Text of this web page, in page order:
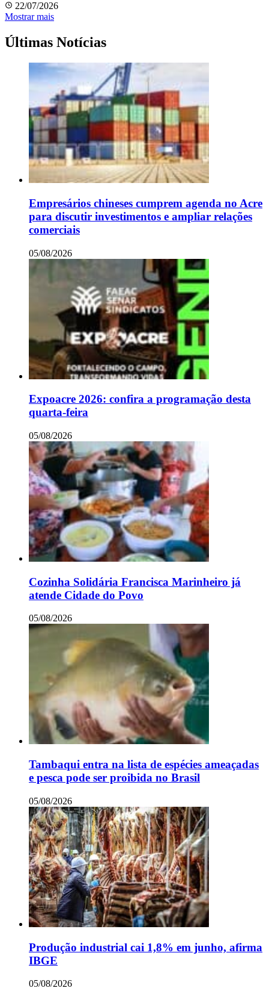
22/07/2026
Mostrar mais
Últimas Notícias
Empresários chineses cumprem agenda no Acre
para discutir investimentos e ampliar relações
comerciais
05/08/2026
Expoacre 2026: confira a programação desta
quarta-feira
05/08/2026
Cozinha Solidária Francisca Marinheiro já
atende Cidade do Povo
05/08/2026
Tambaqui entra na lista de espécies ameaçadas
e pesca pode ser proibida no Brasil
05/08/2026
Produção industrial cai 1,8% em junho, afirma
IBGE
05/08/2026